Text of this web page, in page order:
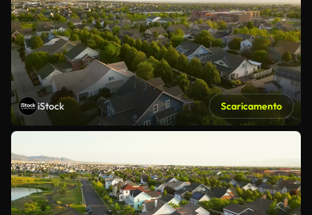
iStock Scaricamento